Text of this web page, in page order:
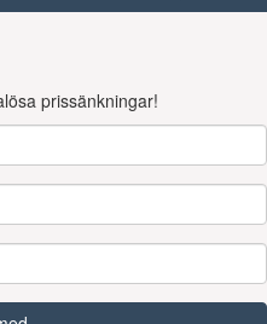
prissänkningar!